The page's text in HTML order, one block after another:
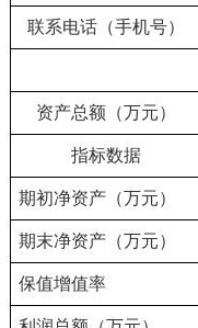
联系电话（手机号）
资产总额（万元）
指标数据
期初净资产 （万元）
期末净资产 （万元）
保值增值率